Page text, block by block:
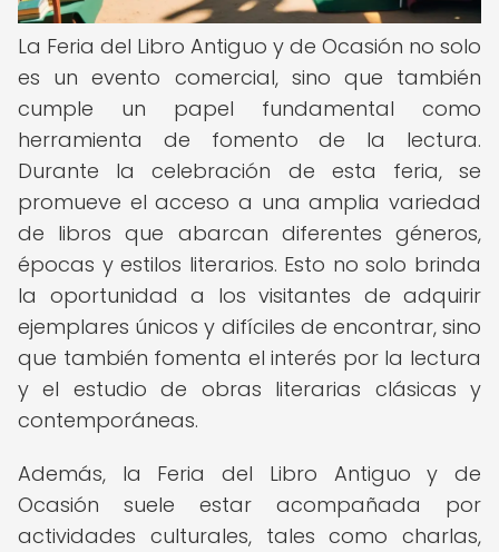
La Feria del Libro Antiguo y de Ocasión no solo
es un evento comercial, sino que también
cumple un papel fundamental como
herramienta de fomento de la lectura.
Durante la celebración de esta feria, se
promueve el acceso a una amplia variedad
de libros que abarcan diferentes géneros,
épocas y estilos literarios. Esto no solo brinda
la oportunidad a los visitantes de adquirir
ejemplares únicos y difíciles de encontrar, sino
que también fomenta el interés por la lectura
y el estudio de obras literarias clásicas y
contemporáneas.
Además, la Feria del Libro Antiguo y de
Ocasión suele estar acompañada por
actividades culturales, tales como charlas,